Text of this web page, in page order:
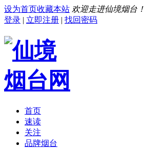
设为首页收藏本站 欢迎走进仙境烟台！
登录 | 立即注册 | 找回密码
首页
速读
关注
品牌烟台